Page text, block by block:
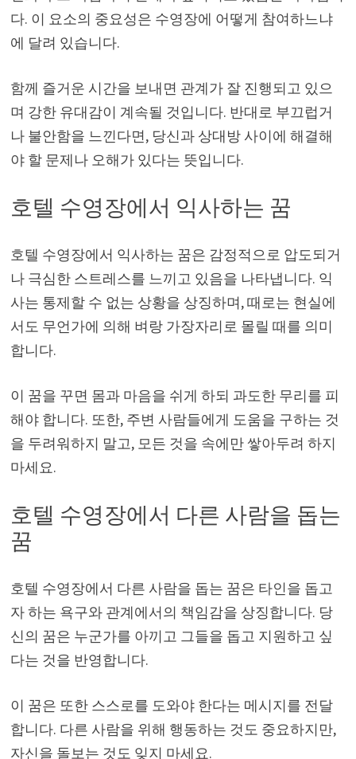
다. 이 요소의 중요성은 수영장에 어떻게 참여하느냐
에 달려 있습니다.
함께 즐거운 시간을 보내면 관계가 잘 진행되고 있으
며 강한 유대감이 계속될 것입니다. 반대로 부끄럽거
나 불안함을 느낀다면, 당신과 상대방 사이에 해결해
야 할 문제나 오해가 있다는 뜻입니다.
호텔 수영장에서 익사하는 꿈
호텔 수영장에서 익사하는 꿈은 감정적으로 압도되거
나 극심한 스트레스를 느끼고 있음을 나타냅니다. 익
사는 통제할 수 없는 상황을 상징하며, 때로는 현실에
서도 무언가에 의해 벼랑 가장자리로 몰릴 때를 의미
합니다.
이 꿈을 꾸면 몸과 마음을 쉬게 하되 과도한 무리를 피
해야 합니다. 또한, 주변 사람들에게 도움을 구하는 것
을 두려워하지 말고, 모든 것을 속에만 쌓아두려 하지
마세요.
호텔 수영장에서 다른 사람을 돕는
꿈
호텔 수영장에서 다른 사람을 돕는 꿈은 타인을 돕고
자 하는 욕구와 관계에서의 책임감을 상징합니다. 당
신의 꿈은 누군가를 아끼고 그들을 돕고 지원하고 싶
다는 것을 반영합니다.
이 꿈은 또한 스스로를 도와야 한다는 메시지를 전달
합니다. 다른 사람을 위해 행동하는 것도 중요하지만,
자신을 돌보는 것도 잊지 마세요.